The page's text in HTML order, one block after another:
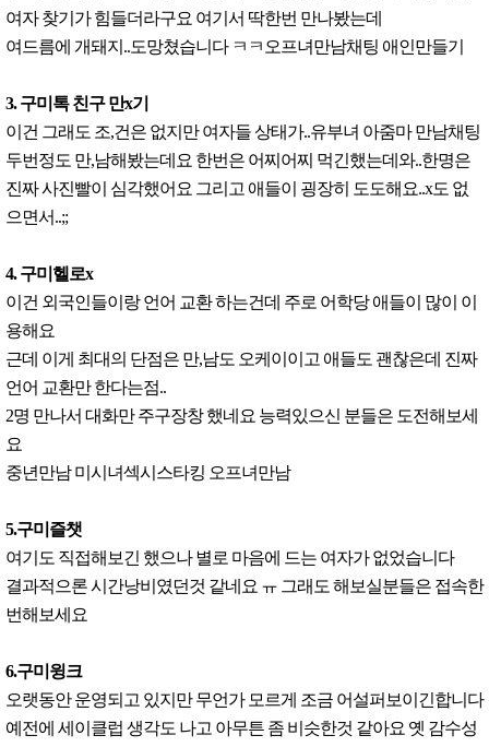
여자 찾기가 힘들더라구요 여기서 딱한번 만나봤는데
여드름에 개돼지..도망쳤습니다 ㅋㅋ오프녀만남채팅 애인만들기
3. 구미톡 친구 만x기
이건 그래도 조,건은 없지만 여자들 상태가..유부녀 아줌마 만남채팅
두번정도 만,남해봤는데요 한번은 어찌어찌 먹긴했는데와..한명은
진짜 사진빨이 심각했어요 그리고 애들이 굉장히 도도해요..x도 없
으면서..;;
4. 구미헬로x
이건 외국인들이랑 언어 교환 하는건데 주로 어학당 애들이 많이 이
용해요
근데 이게 최대의 단점은 만,남도 오케이이고 애들도 괜찮은데 진짜
언어 교환만 한다는점..
2명 만나서 대화만 주구장창 했네요 능력있으신 분들은 도전해보세
요
중년만남 미시녀섹시스타킹 오프녀만남
5.구미즐챗
여기도 직접해보긴 했으나 별로 마음에 드는 여자가 없었습니다
결과적으론 시간낭비였던것 같네요 ㅠ 그래도 해보실분들은 접속한
번해보세요
6.구미윙크
오랫동안 운영되고 있지만 무언가 모르게 조금 어설퍼보이긴합니다
예전에 세이클럽 생각도 나고 아무튼 좀 비슷한것 같아요 옛 감수성